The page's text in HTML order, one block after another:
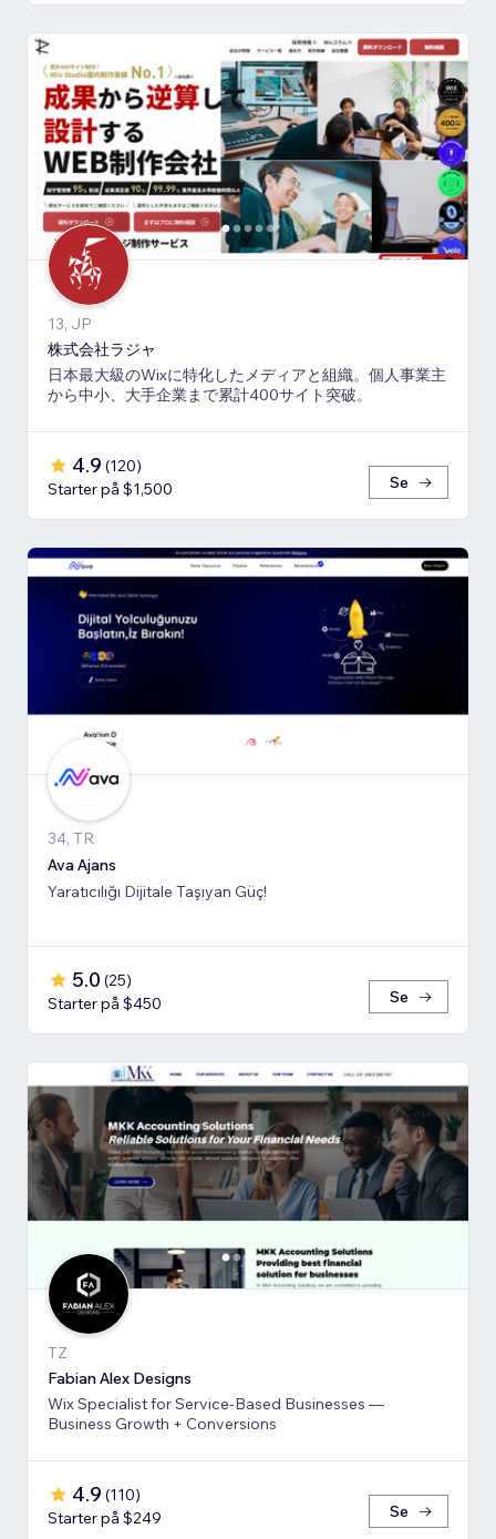
13, JP
株式会社ラジャ
日本最大級のWixに特化したメディアと組織。個人事業主
から中小、大手企業まで累計400サイト突破。
4.9 (120)
Starter på $1,500
Se
34, TR
Ava Ajans
Yaratıcılığı Dijitale Taşıyan Güç!
5.0 (25)
Starter på $450
Se
TZ
Fabian Alex Designs
Wix Specialist for Service-Based Businesses —
Business Growth + Conversions
4.9 (110)
Starter på $249
Se